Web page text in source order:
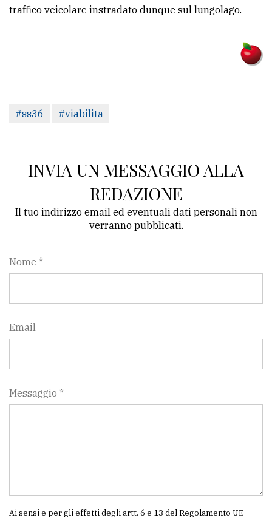
traffico veicolare instradato dunque sul lungolago.
#ss36 #viabilita
INVIA UN MESSAGGIO ALLA
REDAZIONE
Il tuo indirizzo email ed eventuali dati personali non
verranno pubblicati.
Nome *
Email
Messaggio *
Ai sensi e per gli effetti degli artt. 6 e 13 del Regolamento UE